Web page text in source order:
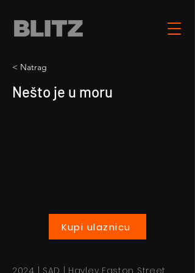
< Natrag
Nešto je u moru
Kupi ulaznicu
2024 | SAD | Hayley Easton Street